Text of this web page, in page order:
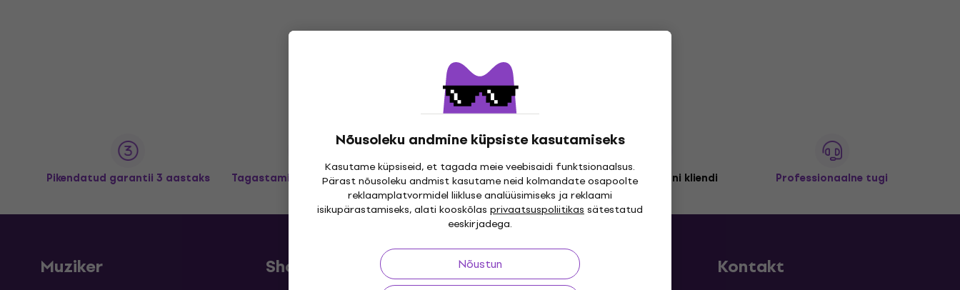
Nõusoleku andmine küpsiste kasutamiseks
Kasutame küpsiseid, et tagada meie veebisaidi funktsionaalsus.
Pärast nõusoleku andmist kasutame neid kolmandate osapoolte
reklaamplatvormidel liikluse analüüsimiseks ja reklaami
isikupärastamiseks, alati kooskõlas privaatsuspoliitikas sätestatud
eeskirjadega.
Nõustun
Pikendatud garantii 3 aastaks Tagastamine kuni 30 päeva Tasuta tarnealates 299 € Üle kolme miljoni kliendi Professionaalne tugi
Muziker Shopping Kasulikud lingid Kontakt